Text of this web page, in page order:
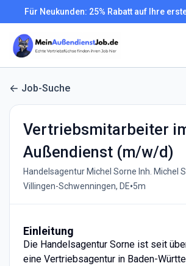
Für Neukunden: 25% Rabatt auf Ihre
Job-Suche
Vertriebsmitarbeiter
Außendienst (m/w/d)
Handelsagentur Michel Sorne Inh. Michel
Villingen-Schwenningen, DE•5m
Einleitung
Die Handelsagentur Sorne ist seit
eine Vertriebsagentur in Baden-